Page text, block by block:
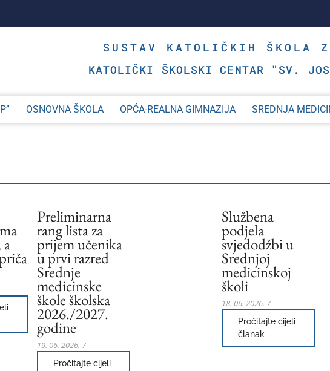
SUSTAV KATOLIČKIH ŠKOLA
KATOLIČKI ŠKOLSKI CENTAR "SV.
OSNOVNA ŠKOLA OPĆA-REALNA GIMNAZIJA SREDNJA
Preliminarna
rang lista za
prijem učenika
u prvi razred
Srednje
medicinske
škole školska
2026./2027.
godine
19. 06. 2026. /
Pročitajte cijeli
Službena
podjela
svjedodžbi u
Srednjoj
medicinskoj
školi
18. 06. 2026. /
Pročitajte cijeli
članak